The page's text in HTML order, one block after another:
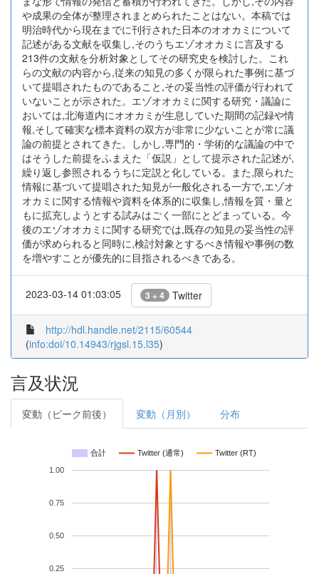
や成果の全体が整理されまとめられたことはない。本稿では
明治時代から現在までに刊行された日本のオオカミについて
記述がある文献を収集し,そのうちエゾオオカミに言及する
213件の文献を分析対象としてその研究史を検討した。これ
らの文献の内容から,従来の知見の多くが限られた事例に基づ
いて提唱されたものであること,その妥当性の評価が行われて
いないことが示された。エゾオオカミに関する研究・議論に
おいては,北海道内にオオカミが生息していた期間の記録や情
報,そして確実な標本資料の双方が非常に少ないことが常に議
論の前提とされてきた。しかし,専門的・学術的な議論の中で
はそうした前提をふまえた「仮説」として提示された記述が,
繰り返し参照されるうちに定説と化している。また,限られた
情報に基づいて提唱された知見が一般化される一方で,エゾオ
オカミに関する情報や資料を体系的に収集し,情報を質・量と
もに拡充しようとする試みはごく一部にとどまっている。今
後のエゾオオカミに関する研究では,既存の知見の妥当性の評
価が求められると同時に,検討対象とするべき情報や事例の数
を増やすことが優先的に目指されるべきである。
2023-03-14 01:03:05 3 + 4 Twitter
http://hdl.handle.net/2115/60544
(info:doi/10.14943/rjgsl.15.l35)
言及状況
変動（ピーク前後） 変動（月別） 分布
合計 Twitter (通常) Twitter (RT)
0.25
0.50
0.75
1.00